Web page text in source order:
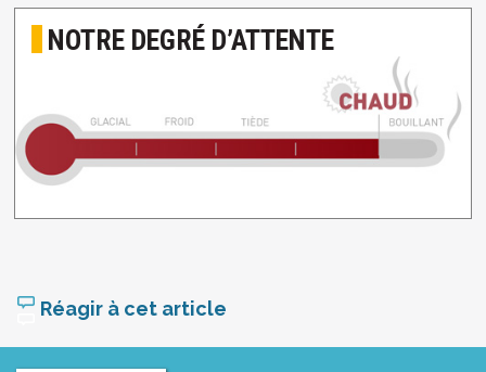
NOTRE DEGRÉ D’ATTENTE
Réagir à cet article